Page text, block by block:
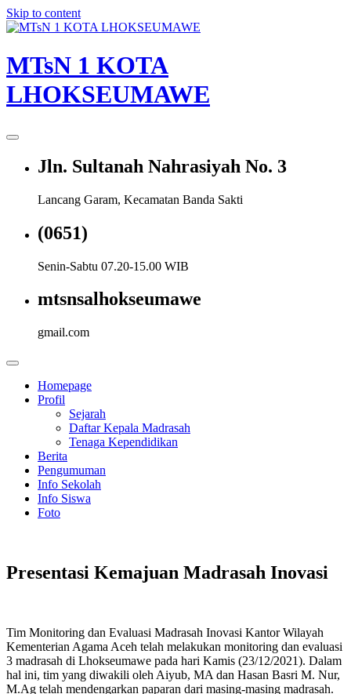
Skip to content
MTsN 1 KOTA
LHOKSEUMAWE
Jln. Sultanah Nahrasiyah No. 3
Lancang Garam, Kecamatan Banda Sakti
(0651)
Senin-Sabtu 07.20-15.00 WIB
mtsnsalhokseumawe
gmail.com
Homepage
Profil
Sejarah
Daftar Kepala Madrasah
Tenaga Kependidikan
Berita
Pengumuman
Info Sekolah
Info Siswa
Foto
Presentasi Kemajuan Madrasah Inovasi
Tim Monitoring dan Evaluasi Madrasah Inovasi Kantor Wilayah
Kementerian Agama Aceh telah melakukan monitoring dan evaluasi
3 madrasah di Lhokseumawe pada hari Kamis (23/12/2021). Dalam
hal ini, tim yang diwakili oleh Aiyub, MA dan Hasan Basri M. Nur,
M.Ag telah mendengarkan paparan dari masing-masing madrasah.